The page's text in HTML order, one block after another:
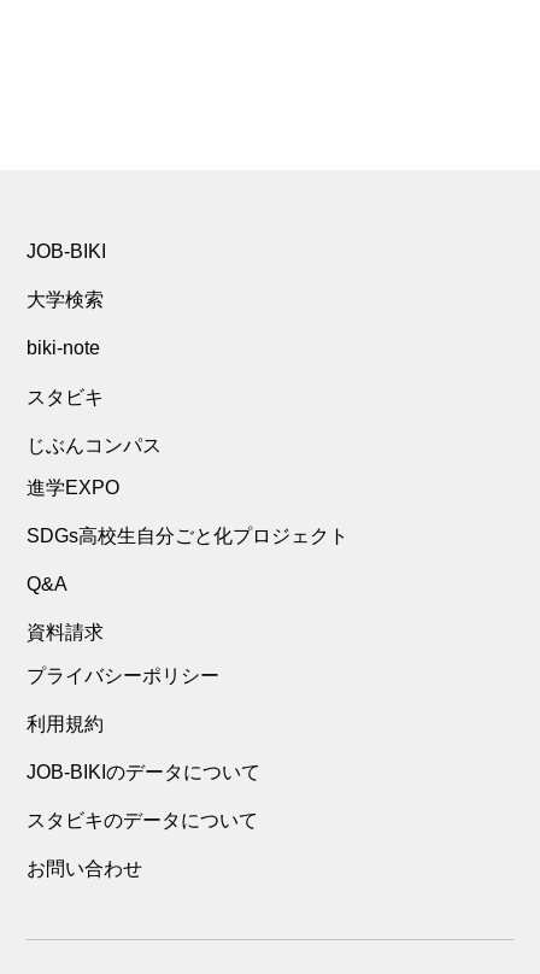
JOB-BIKI
大学検索
biki-note
スタビキ
じぶんコンパス
進学EXPO
SDGs高校生自分ごと化プロジェクト
Q&A
資料請求
プライバシーポリシー
利用規約
JOB-BIKIのデータについて
スタビキのデータについて
お問い合わせ